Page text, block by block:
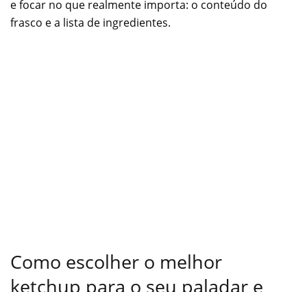
e focar no que realmente importa: o conteúdo do
frasco e a lista de ingredientes.
Como escolher o melhor
ketchup para o seu paladar e